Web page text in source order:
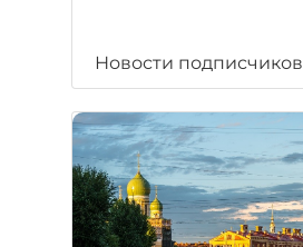
Новости подписчиков